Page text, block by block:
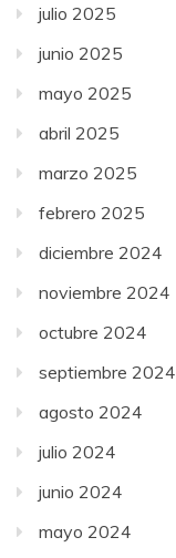
julio 2025
junio 2025
mayo 2025
abril 2025
marzo 2025
febrero 2025
diciembre 2024
noviembre 2024
octubre 2024
septiembre 2024
agosto 2024
julio 2024
junio 2024
mayo 2024